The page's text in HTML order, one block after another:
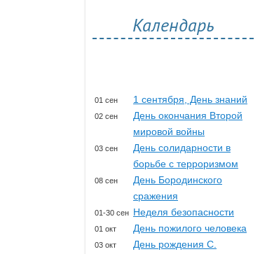
Календарь
01 сен 1 сентября, День знаний
02 сен
День окончания Второй
мировой войны
03 сен
День солидарности в
борьбе с терроризмом
08 сен
День Бородинского
сражения
01-30 сен Неделя безопасности
01 окт День пожилого человека
03 окт
День рождения С.